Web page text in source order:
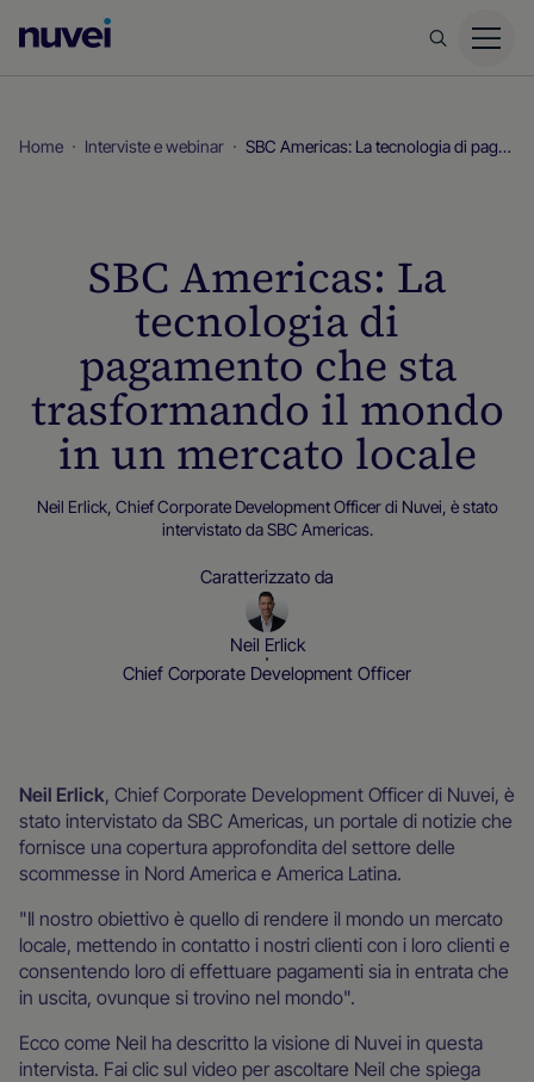
di
Home Interviste e webinar SBC Americas: La tecnologia di pagamento che sta trasformando il mondo in un mercato locale
SBC Americas: La
tecnologia di
pagamento che sta
trasformando il mondo
in un mercato locale
Neil Erlick, Chief Corporate Development Officer di Nuvei, è stato
intervistato da SBC Americas.
Caratterizzato da
Neil Erlick
Chief Corporate Development Officer
Neil Erlick, Chief Corporate Development Officer di Nuvei, è
stato intervistato da SBC Americas, un portale di notizie che
fornisce una copertura approfondita del settore delle
scommesse in Nord America e America Latina.
"Il nostro obiettivo è quello di rendere il mondo un mercato
locale, mettendo in contatto i nostri clienti con i loro clienti e
consentendo loro di effettuare pagamenti sia in entrata che
in uscita, ovunque si trovino nel mondo".
Ecco come Neil ha descritto la visione di Nuvei in questa
intervista. Fai clic sul video per ascoltare Neil che spiega